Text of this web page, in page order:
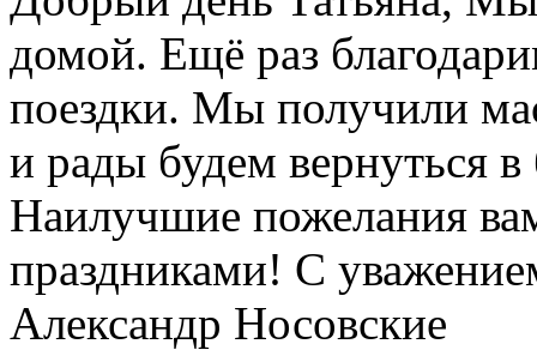
домой. Ещё раз
поездки. Мы получили
и рады будем вернуться
Наилучшие пожелания
праздниками! С
Александр Носовские